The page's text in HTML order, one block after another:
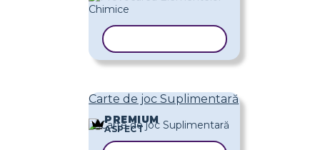
Carte de joc Suplimentară
PREMIUM
ASPECT